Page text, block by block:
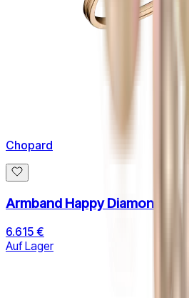
Chopard
Armband Happy Diamonds
6.615 €
Auf Lager